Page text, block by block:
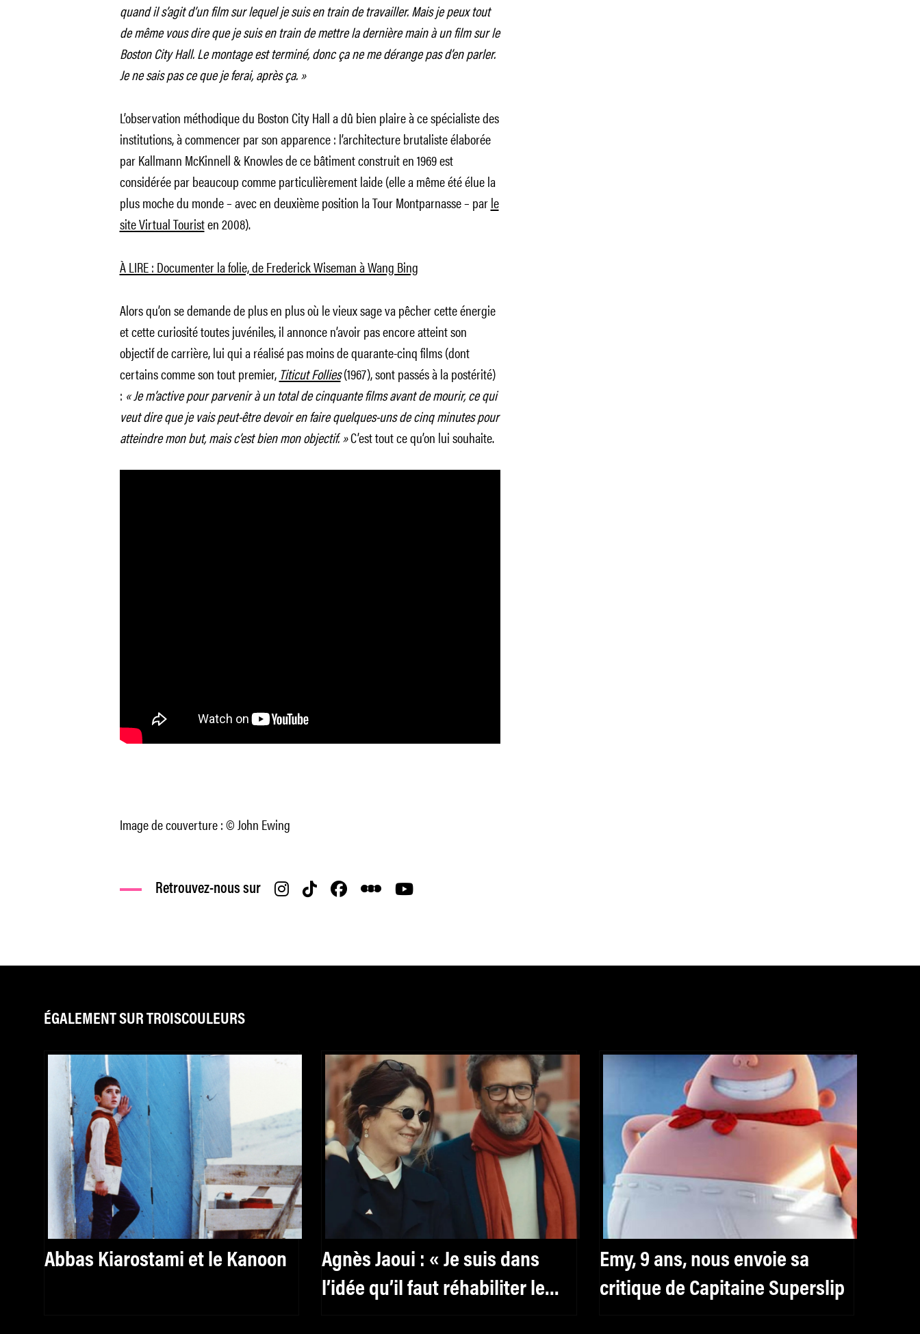
quand il s’agit d’un film sur lequel je suis en train de travailler. Mais je peux tout
de même vous dire que je suis en train de mettre la dernière main à un film sur le
Boston City Hall. Le montage est terminé, donc ça ne me dérange pas d’en parler.
Je ne sais pas ce que je ferai, après ça. »
L’observation méthodique du Boston City Hall a dû bien plaire à ce spécialiste des
institutions, à commencer par son apparence : l’architecture brutaliste élaborée
par Kallmann McKinnell & Knowles de ce bâtiment construit en 1969 est
considérée par beaucoup comme particulièrement laide (elle a même été élue la
plus moche du monde – avec en deuxième position la Tour Montparnasse – parle
site Virtual Touristen 2008).
À LIRE : Documenter la folie, de Frederick Wiseman à Wang Bing
Alors qu’on se demande de plus en plus où le vieux sage va pêcher cette énergie
et cette curiosité toutes juvéniles, il annonce n’avoir pas encore atteint son
objectif de carrière, lui qui a réalisé pas moins de quarante-cinq films (dont
certains comme son tout premier, Titicut Follies(1967), sont passés à la postérité)
: « Je m’active pour parvenir à un total de cinquante films avant de mourir, ce qui
veut dire que je vais peut-être devoir en faire quelques-uns de cinq minutes pour
atteindre mon but, mais c’est bien mon objectif. »C’est tout ce qu’on lui souhaite.
Image de couverture : © John Ewing
Retrouvez-nous sur
ÉGALEMENT SUR TROISCOULEURS
Abbas Kiarostami et le Kanoon
Agnès Jaoui : « Je suis dans
l’idée qu’il faut réhabiliter le
Emy, 9 ans, nous envoie sa
critique de Capitaine Superslip